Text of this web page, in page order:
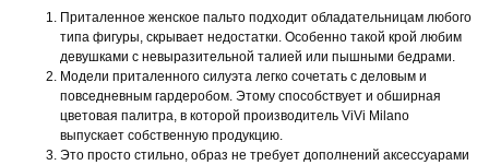
Приталенное женское пальто подходит обладательницам любого
типа фигуры, скрывает недостатки. Особенно такой крой любим
девушками с невыразительной талией или пышными бедрами.
Модели приталенного силуэта легко сочетать с деловым и
повседневным гардеробом. Этому способствует и обширная
цветовая палитра, в которой производитель ViVi Milano
выпускает собственную продукцию.
Это просто стильно, образ не требует дополнений аксессуарами